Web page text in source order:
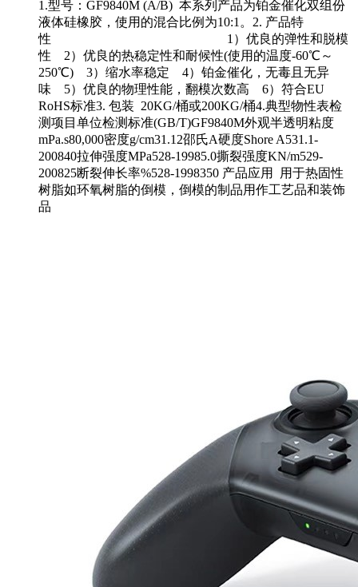
1.型号：GF9840M (A/B) 本系列产品为铂金催化双组份
液体硅橡胶，使用的混合比例为10:1。2. 产品特
性 1）优良的弹性和脱模
性 2）优良的热稳定性和耐候性(使用的温度-60℃～
250℃) 3）缩水率稳定 4）铂金催化，无毒且无异
味 5）优良的物理性能，翻模次数高 6）符合EU
RoHS标准3. 包装 20KG/桶或200KG/桶4.典型物性表检
测项目单位检测标准(GB/T)GF9840M外观半透明粘度
mPa.s80,000密度g/cm31.12邵氏A硬度Shore A531.1-
200840拉伸强度MPa528-19985.0撕裂强度KN/m529-
200825断裂伸长率%528-1998350 产品应用 用于热固性
树脂如环氧树脂的倒模，倒模的制品用作工艺品和装饰
品